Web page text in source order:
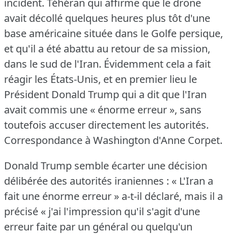
avait décollé quelques heures plus tôt d'une
base américaine située dans le Golfe persique,
et qu'il a été abattu au retour de sa mission,
dans le sud de l'Iran. Évidemment cela a fait
réagir les États-Unis, et en premier lieu le
Président Donald Trump qui a dit que l'Iran
avait commis une « énorme erreur », sans
toutefois accuser directement les autorités.
Correspondance à Washington d'Anne Corpet.
Donald Trump semble écarter une décision
délibérée des autorités iraniennes : « L'Iran a
fait une énorme erreur » a-t-il déclaré, mais il a
précisé « j'ai l'impression qu'il s'agit d'une
erreur faite par un général ou quelqu'un